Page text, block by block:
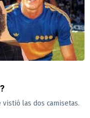
vistió las dos camisetas.